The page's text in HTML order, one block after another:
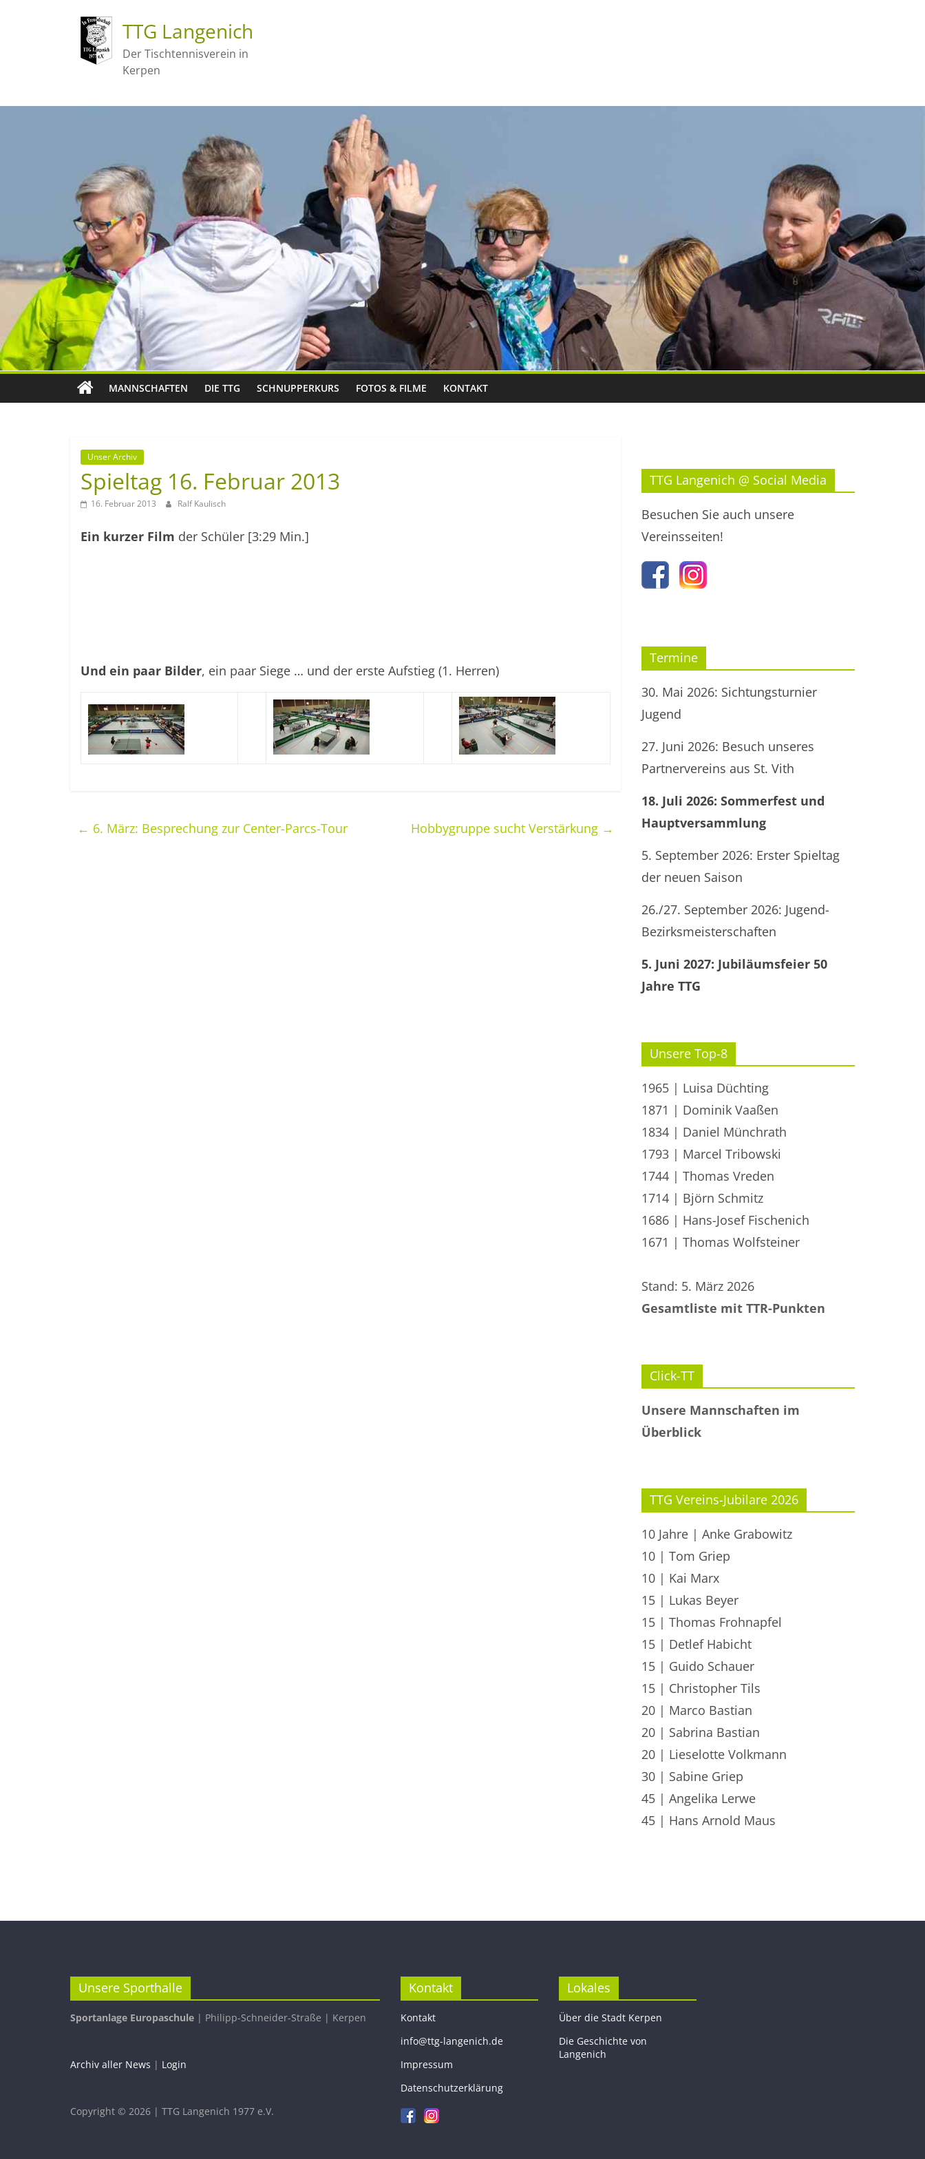
TTG Langenich
Der Tischtennisverein in
Kerpen
MANNSCHAFTEN DIE TTG SCHNUPPERKURS FOTOS & FILME KONTAKT
Unser Archiv
Spieltag 16. Februar 2013
16. Februar 2013 Ralf Kaulisch
Ein kurzer Film der Schüler [3:29 Min.]
Und ein paar Bilder, ein paar Siege … und der erste Aufstieg (1. Herren)
← 6. März: Besprechung zur Center-Parcs-Tour Hobbygruppe sucht Verstärkung →
TTG Langenich @ Social Media
Besuchen Sie auch unsere
Vereinsseiten!
Termine
30. Mai 2026: Sichtungsturnier
Jugend
27. Juni 2026: Besuch unseres
Partnervereins aus St. Vith
18. Juli 2026: Sommerfest und
Hauptversammlung
5. September 2026: Erster Spieltag
der neuen Saison
26./27. September 2026: Jugend-
Bezirksmeisterschaften
5. Juni 2027: Jubiläumsfeier 50
Jahre TTG
Unsere Top-8
1965 | Luisa Düchting
1871 | Dominik Vaaßen
1834 | Daniel Münchrath
1793 | Marcel Tribowski
1744 | Thomas Vreden
1714 | Björn Schmitz
1686 | Hans-Josef Fischenich
1671 | Thomas Wolfsteiner
Stand: 5. März 2026
Gesamtliste mit TTR-Punkten
Click-TT
Unsere Mannschaften im
Überblick
TTG Vereins-Jubilare 2026
10 Jahre | Anke Grabowitz
10 | Tom Griep
10 | Kai Marx
15 | Lukas Beyer
15 | Thomas Frohnapfel
15 | Detlef Habicht
15 | Guido Schauer
15 | Christopher Tils
20 | Marco Bastian
20 | Sabrina Bastian
20 | Lieselotte Volkmann
30 | Sabine Griep
45 | Angelika Lerwe
45 | Hans Arnold Maus
Unsere Sporthalle
Sportanlage Europaschule | Philipp-Schneider-Straße | Kerpen
Archiv aller News | Login
Copyright © 2026 | TTG Langenich 1977 e.V.
Kontakt
Kontakt
info@ttg-langenich.de
Impressum
Datenschutzerklärung
Lokales
Über die Stadt Kerpen
Die Geschichte von
Langenich